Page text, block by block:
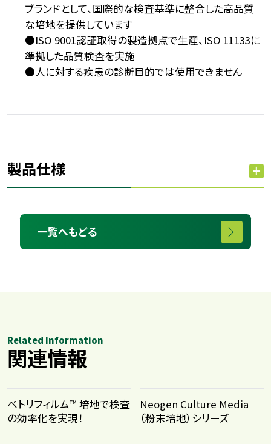
ブランドとして、国際的な検査基準に整合した高品質
な培地を提供しています
●ISO 9001認証取得の製造拠点で生産、ISO 11133に
準拠した品質検査を実施
●人に対する疾患の診断目的では使用できません
製品仕様
一覧へもどる
Related Information
関連情報
ペトリフィルム™ 培地で検査
の効率化を実現！
Neogen Culture Media
（粉末培地）シリーズ